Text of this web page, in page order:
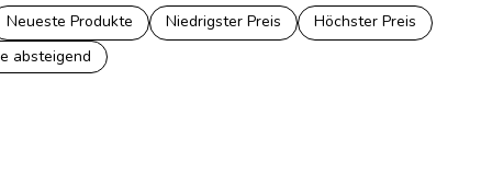
Neueste Produkte Niedrigster Preis
Höchster Preis
absteigend